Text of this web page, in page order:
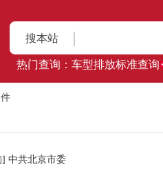
搜本站
热门查询： 车型排放标准查询
件
] 中共北京市委